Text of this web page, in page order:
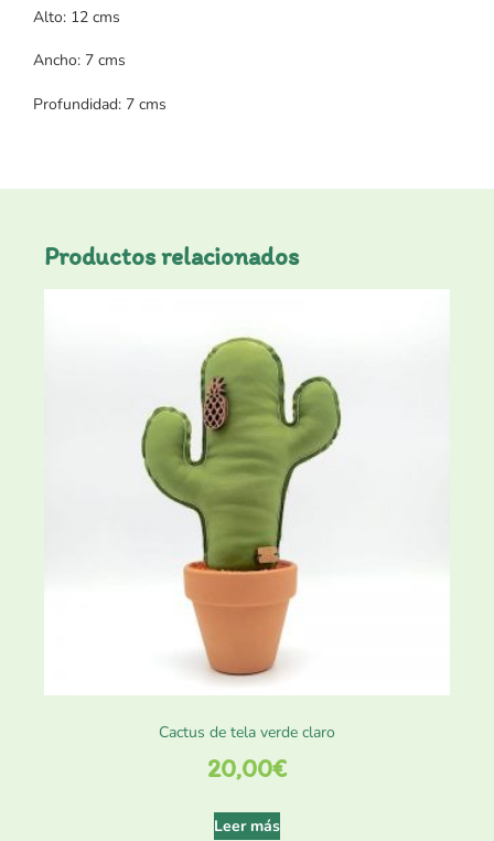
Alto: 12 cms
Ancho: 7 cms
Profundidad: 7 cms
Productos relacionados
Cactus de tela verde claro
20,00€
Leer más